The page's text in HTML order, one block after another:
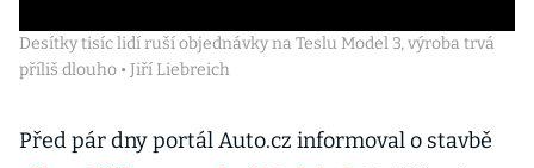
Desítky tisíc lidí ruší objednávky na Teslu Model 3, výroba trvá
příliš dlouho • Jiří Liebreich
Před pár dny portál Auto.cz informoval o stavbě